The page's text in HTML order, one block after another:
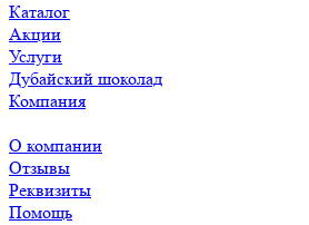
Каталог
Акции
Услуги
Дубайский шоколад
Компания
О компании
Отзывы
Реквизиты
Помощь